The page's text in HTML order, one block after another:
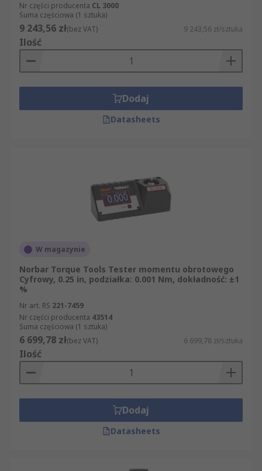
Nr części producenta CL 3000
Suma częściowa (1 sztuka)
9 243,56 zł(bez VAT) 9 243,56 zł/sztuka
Ilość
Dodaj
Datasheets
W magazynie
Norbar Torque Tools Tester momentu obrotowego
Cyfrowy, 0.25 in, podziałka: 0.001 Nm, dokładność: ±1
%
Nr art. RS 221-7459
Nr części producenta 43514
Suma częściowa (1 sztuka)
6 699,78 zł(bez VAT) 6 699,78 zł/sztuka
Ilość
Dodaj
Datasheets